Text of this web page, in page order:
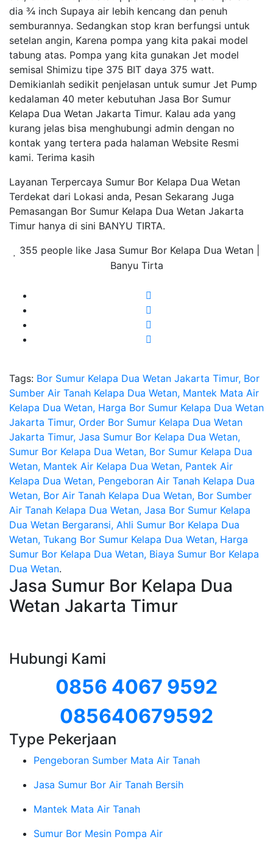
dia ¾ inch Supaya air lebih kencang dan penuh
semburannya. Sedangkan stop kran berfungsi untuk
setelan angin, Karena pompa yang kita pakai model
tabung atas. Pompa yang kita gunakan Jet model
semisal Shimizu tipe 375 BIT daya 375 watt.
Demikianlah sedikit penjelasan untuk sumur Jet Pump
kedalaman 40 meter kebutuhan Jasa Bor Sumur
Kelapa Dua Wetan Jakarta Timur. Kalau ada yang
kurang jelas bisa menghubungi admin dengan no
kontak yang tertera pada halaman Website Resmi
kami. Terima kasih
Layanan Terpercaya Sumur Bor Kelapa Dua Wetan
Terdekat dari Lokasi anda, Pesan Sekarang Juga
Pemasangan Bor Sumur Kelapa Dua Wetan Jakarta
Timur hanya di sini BANYU TIRTA.
355 people like Jasa Sumur Bor Kelapa Dua Wetan |
Banyu Tirta
Tags: Bor Sumur Kelapa Dua Wetan Jakarta Timur, Bor
Sumber Air Tanah Kelapa Dua Wetan, Mantek Mata Air
Kelapa Dua Wetan, Harga Bor Sumur Kelapa Dua Wetan
Jakarta Timur, Order Bor Sumur Kelapa Dua Wetan
Jakarta Timur, Jasa Sumur Bor Kelapa Dua Wetan,
Sumur Bor Kelapa Dua Wetan, Bor Sumur Kelapa Dua
Wetan, Mantek Air Kelapa Dua Wetan, Pantek Air
Kelapa Dua Wetan, Pengeboran Air Tanah Kelapa Dua
Wetan, Bor Air Tanah Kelapa Dua Wetan, Bor Sumber
Air Tanah Kelapa Dua Wetan, Jasa Bor Sumur Kelapa
Dua Wetan Bergaransi, Ahli Sumur Bor Kelapa Dua
Wetan, Tukang Bor Sumur Kelapa Dua Wetan, Harga
Sumur Bor Kelapa Dua Wetan, Biaya Sumur Bor Kelapa
Dua Wetan.
Jasa Sumur Bor Kelapa Dua
Wetan Jakarta Timur
Hubungi Kami
0856 4067 9592
085640679592
Type Pekerjaan
Pengeboran Sumber Mata Air Tanah
Jasa Sumur Bor Air Tanah Bersih
Mantek Mata Air Tanah
Sumur Bor Mesin Pompa Air